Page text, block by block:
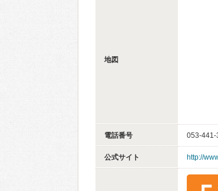
地図
電話番号 053-441-
公式サイト http://